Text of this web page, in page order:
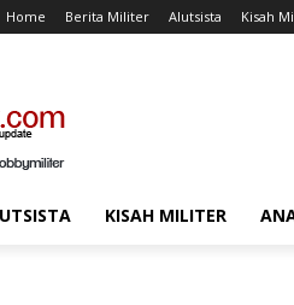
Home Berita Militer Alutsista Kisah
KISAH MILITER